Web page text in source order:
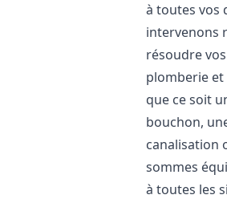
à toutes vos
intervenons
résoudre
plomberie et
que ce soit
bouchon,
canalisation
sommes
à toutes les